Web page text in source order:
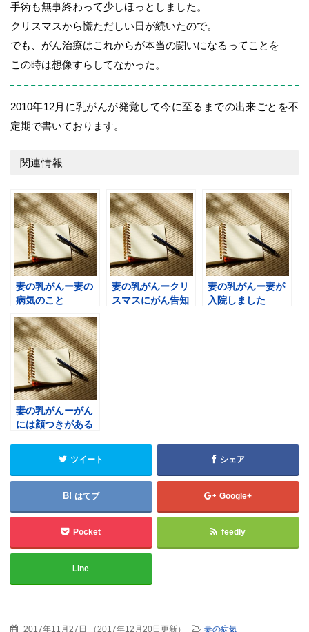
手術も無事終わって少しほっとしました。
クリスマスから慌ただしい日が続いたので。
でも、がん治療はこれからが本当の闘いになるってことを
この時は想像すらしてなかった。
2010年12月に乳がんが発覚して今に至るまでの出来ごとを不
定期で書いております。
関連情報
妻の乳がんー妻の
病気のこと
妻の乳がんークリ
スマスにがん告知
妻の乳がんー妻が
入院しました
妻の乳がんーがん
には顔つきがある
ツイート シェア
はてブ Google+
Pocket feedly
Line
2017年11月27日 （2017年12月20日更新） 妻の病気